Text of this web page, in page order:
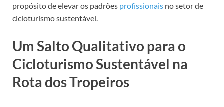
propósito de elevar os padrões profissionais no setor de
cicloturismo sustentável.
Um Salto Qualitativo para o
Cicloturismo Sustentável na
Rota dos Tropeiros